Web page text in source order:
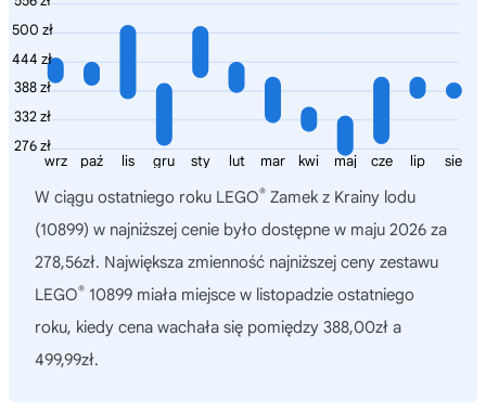
500 zł
444 zł
388 zł
332 zł
276 zł
sie
lip
cze
maj
kwi
mar
lut
sty
gru
lis
paź
wrz
W ciągu ostatniego roku LEGO® Zamek z Krainy lodu
(10899) w najniższej cenie było dostępne w maju 2026 za
278,56zł. Największa zmienność najniższej ceny zestawu
LEGO® 10899 miała miejsce w listopadzie ostatniego
roku, kiedy cena wachała się pomiędzy 388,00zł a
499,99zł.